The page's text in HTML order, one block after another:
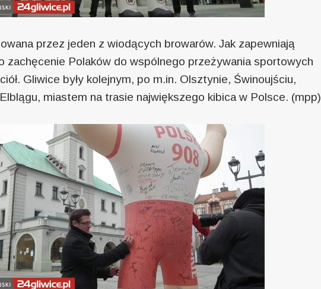
przez jeden z wiodących browarów. Jak zapewniają
zachęcenie Polaków do wspólnego przeżywania sportowych
Gliwice były kolejnym, po m.in. Olsztynie, Świnoujściu,
miastem na trasie największego kibica w Polsce. (mpp)